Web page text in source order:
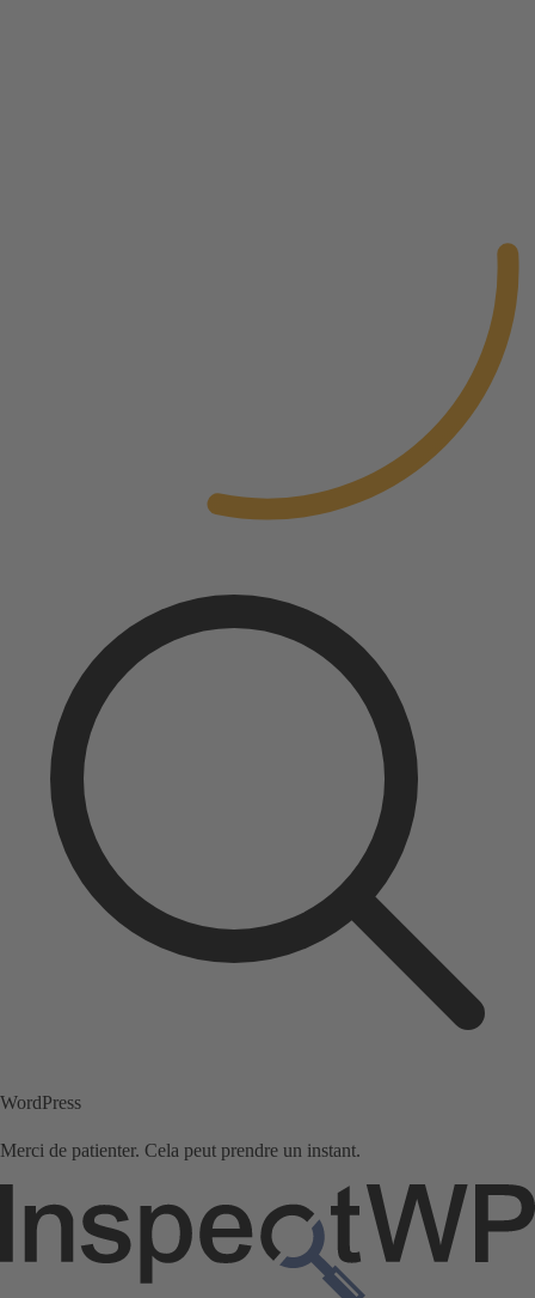
WordPress
Merci de patienter. Cela peut prendre un instant.